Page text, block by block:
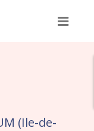
Menu
(Ile-de-